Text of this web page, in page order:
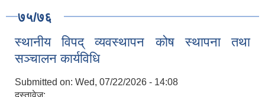
७५/७६
स्थानीय विपद् व्यवस्थापन कोष स्थापना तथा
सञ्चालन कार्यविधि
Submitted on: Wed, 07/22/2026 - 14:08